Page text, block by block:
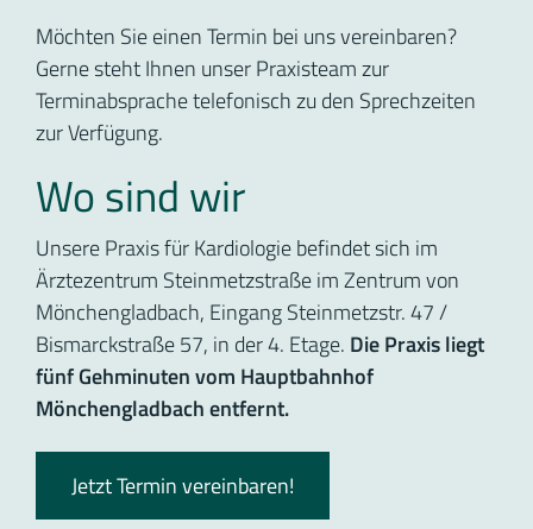
Möchten Sie einen Termin bei uns vereinbaren?
Gerne steht Ihnen unser Praxisteam zur
Terminabsprache telefonisch zu den Sprechzeiten
zur Verfügung.
Wo sind wir
Unsere Praxis für Kardiologie befindet sich im
Ärztezentrum Steinmetzstraße im Zentrum von
Mönchengladbach, Eingang Steinmetzstr. 47 /
Bismarckstraße 57, in der 4. Etage. Die Praxis liegt
fünf Gehminuten vom Hauptbahnhof
Mönchengladbach entfernt.
Jetzt Termin vereinbaren!